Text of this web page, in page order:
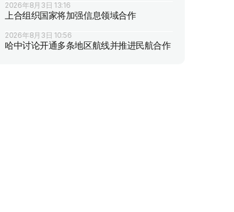
2026年8月3日 13:16
上合组织国家将加强信息领域合作
2026年8月3日 10:56
哈中讨论开通多条地区航线并推进民航合作